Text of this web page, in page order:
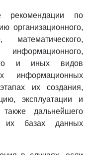
рекомендации по
организационного,
математического,
и иных видов
информационных
их создания,
эксплуатации и
дальнейшего
их базах данных